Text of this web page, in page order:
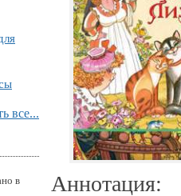
все...
в
Аннотация: